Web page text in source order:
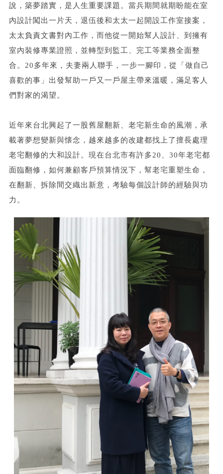
說，築夢踏實，是人生重要課題。當兵期間就期盼能在室
內設計闖出一片天，退伍後和太太一起開設工作室接案，
太太負責文書對內工作，而他從一開始幫人設計、到擁有
室內裝修專業證照，並轉型到監工、完工等業務全面整
合。20多年來，夫妻兩人聯手，一步一腳印，從「做自己
喜歡的事」出發幫助一戶又一戶屋主帶來溫暖，滿足客人
們對家的渴望。
近年來台北興起了一股舊屋翻新、老宅新生命的風潮，承
載著夢想變新與懐念，越來越多的改建都找上了擅長處理
老宅翻修的大和設計。現在台北市有許多20、30年老宅都
面臨翻修，如何兼顧客戶預算情況下，幫老宅重塑生命，
在翻新、拆除間交織出新意，考驗每個設計師的經驗與功
力。